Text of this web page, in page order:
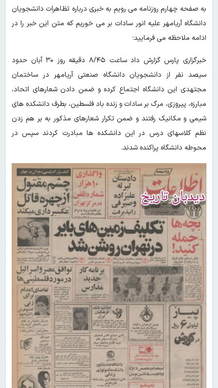
به صفحه چهارم روزنامه می رویم به خبری درباره تظاهرات دانشجویان
دانشگاه آریامهر علیه انور سادات بر می خوریم که متن این خبر را در
ادامه ملاحظه می فرمایید؛
خبرگزاری پارس گزارش داد ساعت ۸/۴۵ دقیقه روز ۳۰ آبان حدود
سیصد نفر از دانشجویان دانشگاه صنعتی آریامهر در ساختمان
مجتهدی این دانشگاه اجتماع کرده و ضمن دادن شعارهای اتحاد،
مبارزه، پیروزی، مرگ بر سادات و زنده باد فلسطین، بطرف دانشکده های
شیمی و مکانیک رفتند و ضمن تکرار شعارهای مذکور به بر هم‌ زدن
نظم کلاسهای درس در این دانشکده ها مبادرت کردند‌ سپس در
محوطه دانشگاه پراکنده شدند.